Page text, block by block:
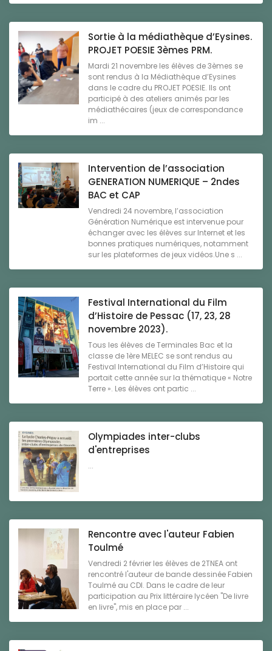
Sortie à la médiathèque d’Eysines.
PROJET POESIE 3èmes PRM.
Mardi 21 novembre les élèves de 3èmes se
sont rendus à la Médiathèque d’Eysines
dans le cadre du PROJET POESIE. Ils ont
participé à des ateliers animés par les
médiathécaires (jeux de correspondance
im ...
Intervention de l’association
GENERATION NUMERIQUE – 2ndes
BAC et CAP
Vendredi 24 novembre, l’association
Génération Numérique est intervenue pour
échanger avec les élèves sur Internet et les
bonnes pratiques numériques, notamment
sur les plateformes de jeux vidéos.Une s ...
Festival International du Film
d’Histoire de Pessac (17, 23, 28
novembre 2023).
Tous les élèves de Terminales Bac et la
classe de 1ère MELEC se sont rendus au
Festival International du Film d’Histoire qui
portait cette année sur la thématique « Notre
Terre ». Les élèves ont partic ...
Olympiades inter-clubs
d'entreprises
...
Rencontre avec l'auteur Fabien
Toulmé
Vendredi 2 février les élèves de 2TNEA ont
rencontré l'auteur de bande dessinée Fabien
Toulmé au CDI. Dans le cadre de leur
participation au Prix littéraire lycéen "De livre
en livre", mis en place par ...